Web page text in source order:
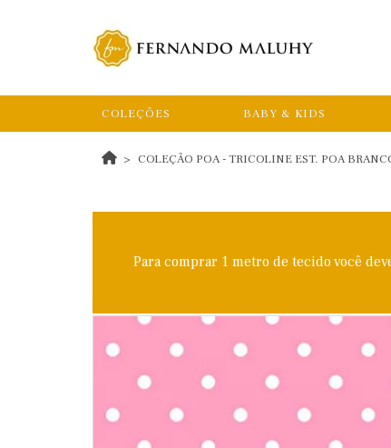
COLEÇÕES BABY & KIDS
COLEÇÃO POA - TRICOLINE EST. POA
Para comprar 1 metro de tecido você